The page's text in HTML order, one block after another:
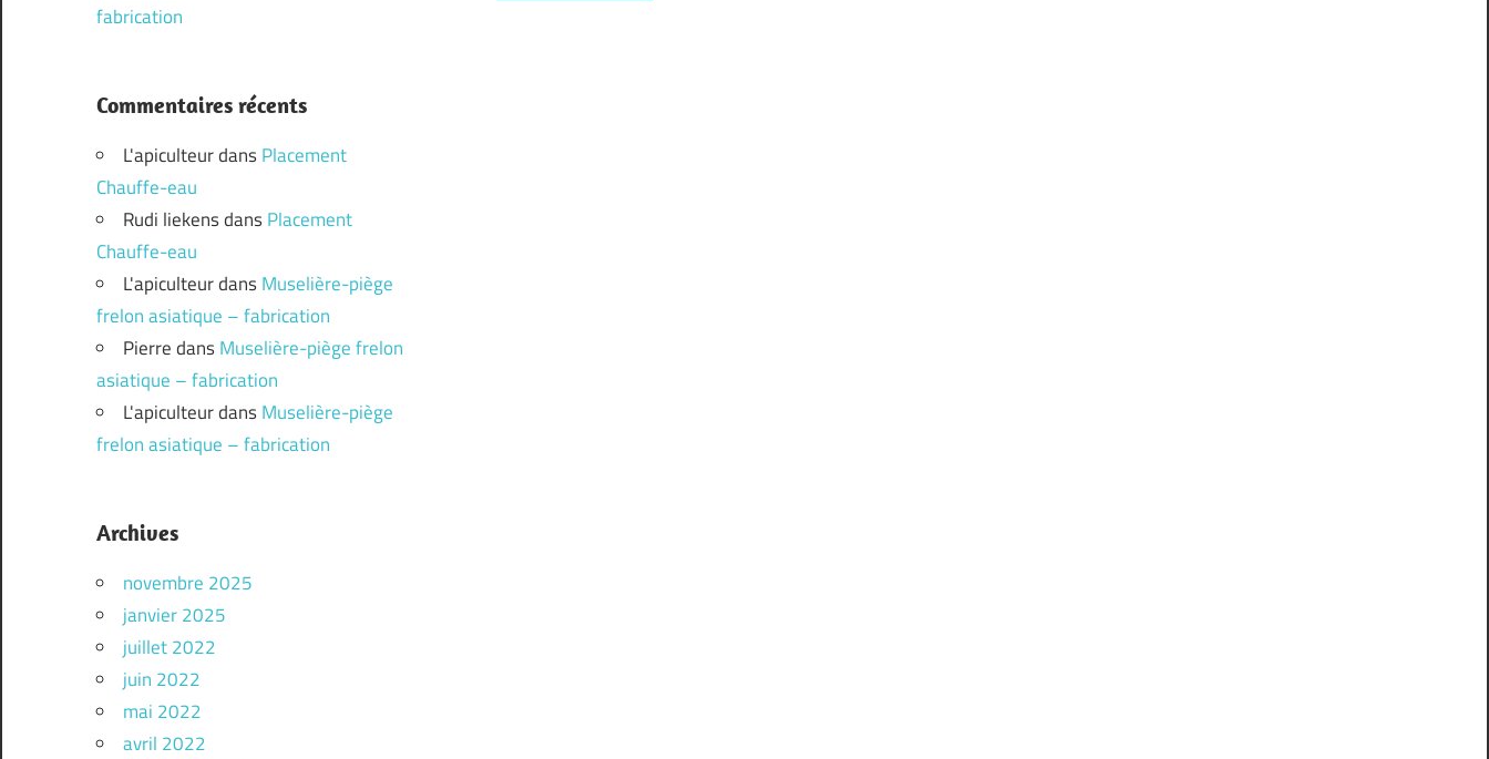
fabrication
Commentaires récents
L'apiculteurdansPlacement
Chauffe-eau
Rudi liekensdansPlacement
Chauffe-eau
L'apiculteurdansMuselière-piège
frelon asiatique – fabrication
PierredansMuselière-piège frelon
asiatique – fabrication
L'apiculteurdansMuselière-piège
frelon asiatique – fabrication
Archives
novembre 2025
janvier 2025
juillet 2022
juin 2022
mai 2022
avril 2022